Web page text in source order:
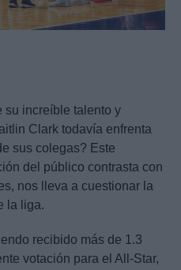
su increíble talento y
Clark todavía enfrenta
sus colegas? Este
del público contrasta con
nos lleva a cuestionar la
la liga.
recibido más de 1.3
votación para el All-Star,